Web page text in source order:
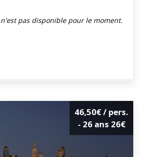
pas disponible pour le moment.
46,50€/ pers.
- 26 ans 26€